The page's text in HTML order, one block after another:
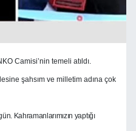
Camisi’nin temeli atıldı.
şahsım ve milletim adına çok
Kahramanlarımızın yaptığı